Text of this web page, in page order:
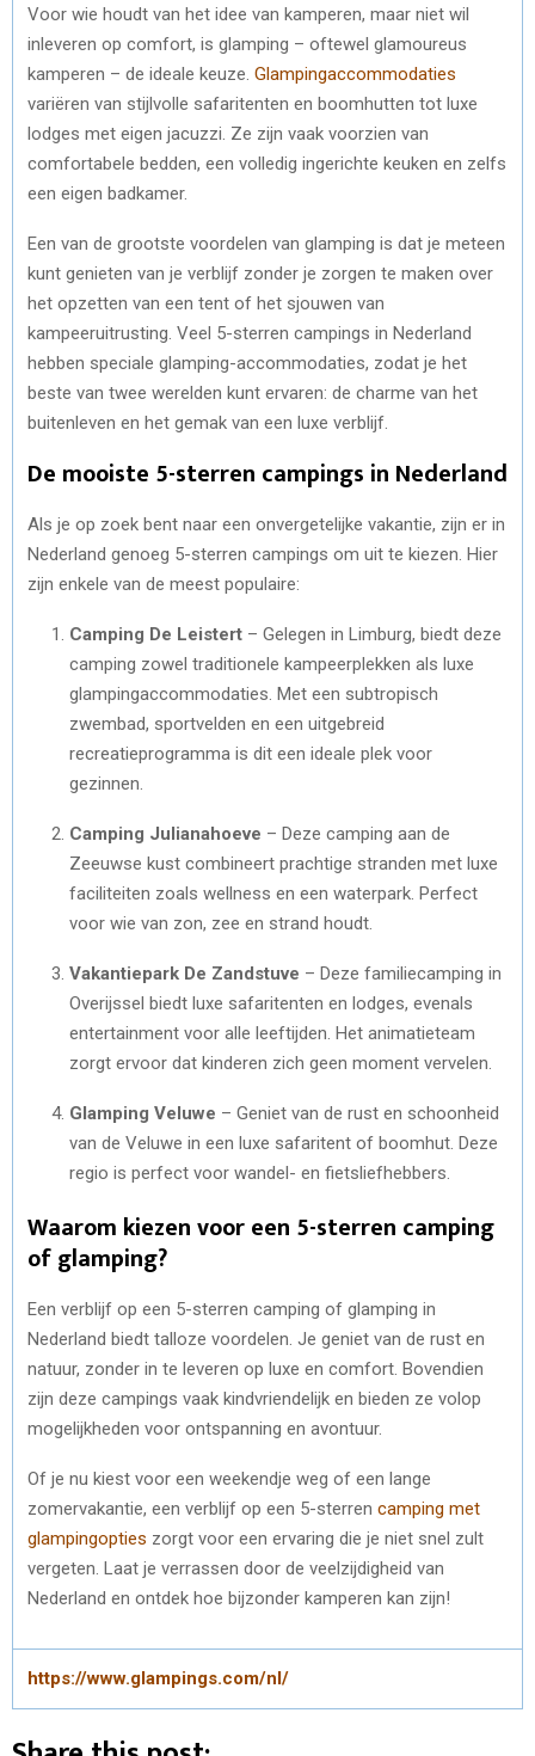
Voor wie houdt van het idee van kamperen, maar niet wil
inleveren op comfort, is glamping – oftewel glamoureus
kamperen – de ideale keuze. Glampingaccommodaties
variëren van stijlvolle safaritenten en boomhutten tot luxe
lodges met eigen jacuzzi. Ze zijn vaak voorzien van
comfortabele bedden, een volledig ingerichte keuken en zelfs
een eigen badkamer.
Een van de grootste voordelen van glamping is dat je meteen
kunt genieten van je verblijf zonder je zorgen te maken over
het opzetten van een tent of het sjouwen van
kampeeruitrusting. Veel 5-sterren campings in Nederland
hebben speciale glamping-accommodaties, zodat je het
beste van twee werelden kunt ervaren: de charme van het
buitenleven en het gemak van een luxe verblijf.
De mooiste 5-sterren campings in Nederland
Als je op zoek bent naar een onvergetelijke vakantie, zijn er in
Nederland genoeg 5-sterren campings om uit te kiezen. Hier
zijn enkele van de meest populaire:
Camping De Leistert – Gelegen in Limburg, biedt deze
camping zowel traditionele kampeerplekken als luxe
glampingaccommodaties. Met een subtropisch
zwembad, sportvelden en een uitgebreid
recreatieprogramma is dit een ideale plek voor
gezinnen.
Camping Julianahoeve – Deze camping aan de
Zeeuwse kust combineert prachtige stranden met luxe
faciliteiten zoals wellness en een waterpark. Perfect
voor wie van zon, zee en strand houdt.
Vakantiepark De Zandstuve – Deze familiecamping in
Overijssel biedt luxe safaritenten en lodges, evenals
entertainment voor alle leeftijden. Het animatieteam
zorgt ervoor dat kinderen zich geen moment vervelen.
Glamping Veluwe – Geniet van de rust en schoonheid
van de Veluwe in een luxe safaritent of boomhut. Deze
regio is perfect voor wandel- en fietsliefhebbers.
Waarom kiezen voor een 5-sterren camping
of glamping?
Een verblijf op een 5-sterren camping of glamping in
Nederland biedt talloze voordelen. Je geniet van de rust en
natuur, zonder in te leveren op luxe en comfort. Bovendien
zijn deze campings vaak kindvriendelijk en bieden ze volop
mogelijkheden voor ontspanning en avontuur.
Of je nu kiest voor een weekendje weg of een lange
zomervakantie, een verblijf op een 5-sterren camping met
glampingopties zorgt voor een ervaring die je niet snel zult
vergeten. Laat je verrassen door de veelzijdigheid van
Nederland en ontdek hoe bijzonder kamperen kan zijn!
https://www.glampings.com/nl/